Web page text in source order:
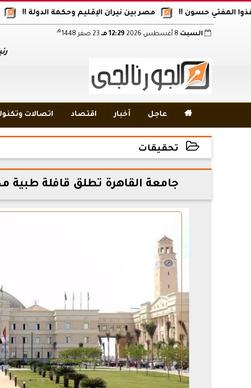
مصر بين نيران الإقليم وحكمة الدولة !! حسون !!
السبت 12:29 مـ هـ
 عاجل أخبار اقتصاد اتصالات
تحقيقات
2026-06-03 12:19:55
جامعة القاهرة تطلق قافلة طبية